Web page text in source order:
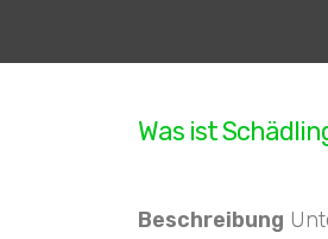
Was ist
Beschreibung